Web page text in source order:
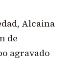
Alcaina
de
agravado